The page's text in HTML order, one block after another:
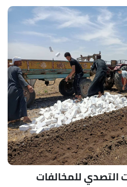
للمخالفات